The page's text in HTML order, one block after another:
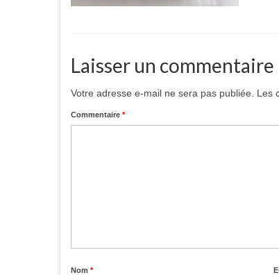
Laisser un commentaire
Votre adresse e-mail ne sera pas publiée. Les
Commentaire *
Nom *